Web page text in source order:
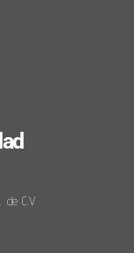
C.V.